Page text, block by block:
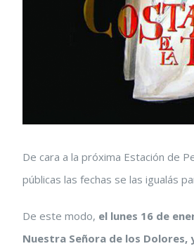
De cara a la próxima Estación de P
públicas las fechas se las igualás
De este modo, el lunes 16 de
Nuestra Señora de los Dolores,